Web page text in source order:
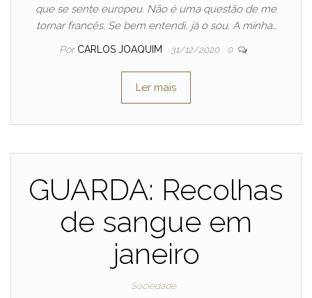
que se sente europeu. Não é uma questão de me
tornar francês. Se bem entendi, já o sou. A minha…
Por CARLOS JOAQUIM 31/12/2020 0
Ler mais
GUARDA: Recolhas
de sangue em
janeiro
Sociedade